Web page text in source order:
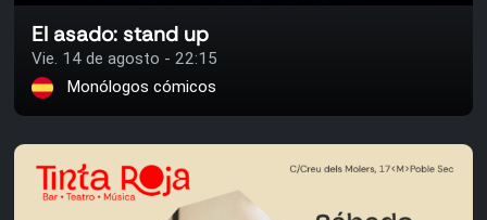
El asado: stand up
Vie. 14 de agosto - 22:15
Monólogos cómicos